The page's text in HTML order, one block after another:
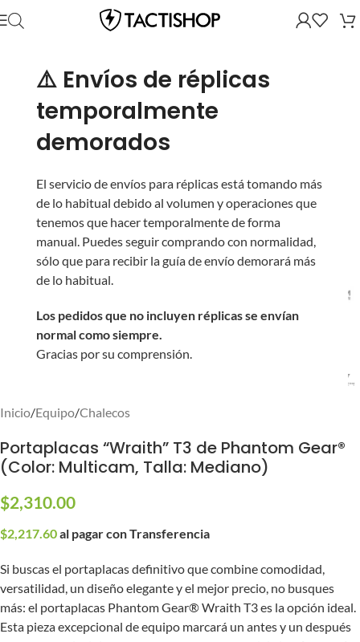
⚠️ Envíos de réplicas
temporalmente
demorados
El servicio de envíos para réplicas está tomando más
de lo habitual debido al volumen y operaciones que
tenemos que hacer temporalmente de forma
manual. Puedes seguir comprando con normalidad,
sólo que para recibir la guía de envío demorará más
de lo habitual.
Los pedidos que no incluyen réplicas se envían
normal como siempre.
Gracias por su comprensión.
Inicio/Equipo/Chalecos
Portaplacas “Wraith” T3 de Phantom Gear®
(Color: Multicam, Talla: Mediano)
$2,310.00
$2,217.60al pagar con Transferencia
Si buscas el portaplacas definitivo que combine comodidad,
versatilidad, un diseño elegante y el mejor precio, no busques
más: el portaplacas Phantom Gear® Wraith T3 es la opción ideal.
Esta pieza excepcional de equipo marcará un antes y un después